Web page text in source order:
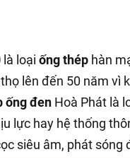
là loại ống thép hàn
lên đến 50 năm vì
ống đen Hoà Phát là
lực hay hệ thống
siêu âm, phát